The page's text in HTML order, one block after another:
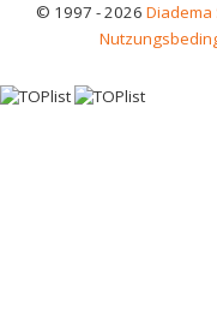
© 1997 - 2026 Diadema